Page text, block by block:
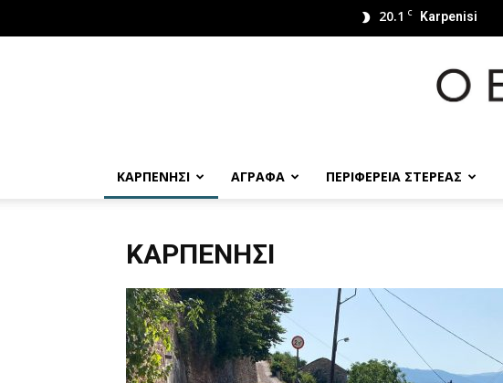
20.1 C Karpenisi
ΚΑΡΠΕΝΗΣΙ ΑΓΡΑΦΑ ΠΕΡΙΦΕΡΕΙΑ ΣΤΕΡΕΑΣ
ΚΑΡΠΕΝΉΣΙ